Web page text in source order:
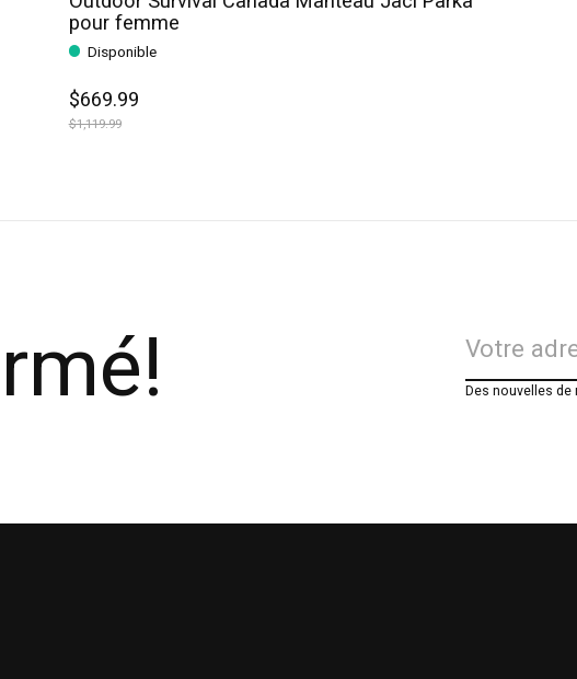
pour femme
Disponible
$669.99
$1,119.99
Des nouvelles